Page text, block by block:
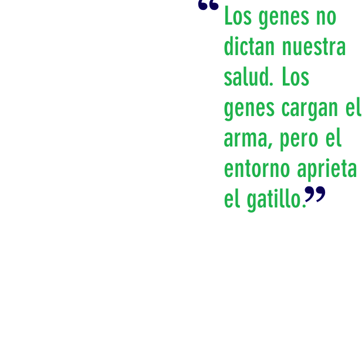
Los genes no
dictan nuestra
salud. Los
genes cargan el
arma, pero el
entorno aprieta
el gatillo.